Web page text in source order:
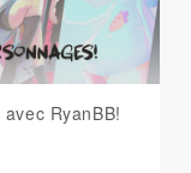
RyanBB!